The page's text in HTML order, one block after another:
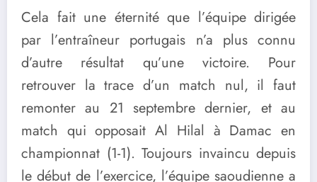
Cela fait une éternité que l’équipe dirigée
par l’entraîneur portugais n’a plus connu
d’autre résultat qu’une victoire. Pour
retrouver la trace d’un match nul, il faut
remonter au 21 septembre dernier, et au
match qui opposait Al Hilal à Damac en
championnat (1-1). Toujours invaincu depuis
le début de l’exercice, l’équipe saoudienne a